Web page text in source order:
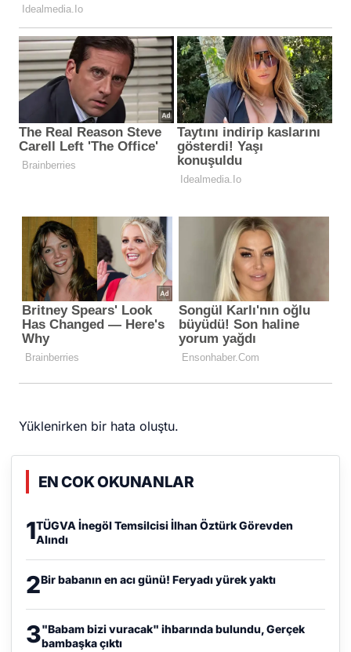
Yüklenirken bir hata oluştu.
EN COK OKUNANLAR
1TÜGVA İnegöl Temsilcisi İlhan Öztürk Görevden
Alındı
2Bir babanın en acı günü! Feryadı yürek yaktı
3"Babam bizi vuracak" ihbarında bulundu, Gerçek
bambaşka çıktı